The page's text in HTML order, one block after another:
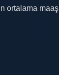
ortalama maaş